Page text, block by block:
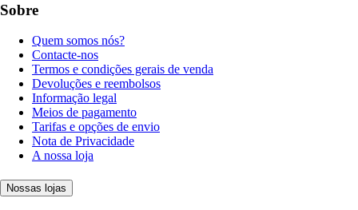
Sobre
Quem somos nós?
Contacte-nos
Termos e condições gerais de venda
Devoluções e reembolsos
Informação legal
Meios de pagamento
Tarifas e opções de envio
Nota de Privacidade
A nossa loja
Nossas lojas